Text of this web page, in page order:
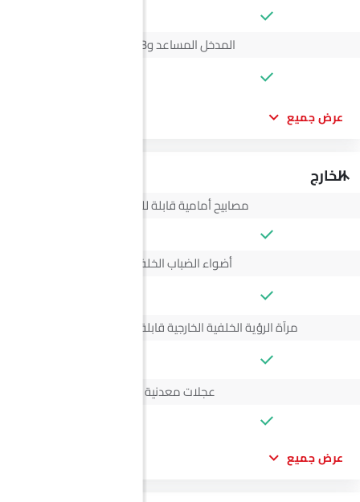
المدخل المساعد وUSB
عرض جميع
الخارج
مصابيح أمامية قابلة للتعديل
أضواء الضباب الخلفية
مرآة الرؤية الخلفية الخارجية قابلة للتعديل كهربائياً
عجلات معدنية
عرض جميع